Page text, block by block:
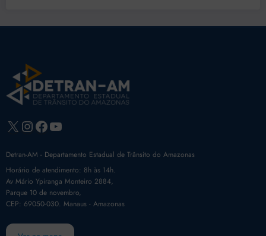
X Instagram
Facebook
Youtube
Detran-AM - Departamento Estadual de Trânsito do Amazonas
Horário de atendimento: 8h às 14h.
Av Mário Ypiranga Monteiro 2884,
Parque 10 de novembro,
CEP: 69050-030. Manaus - Amazonas